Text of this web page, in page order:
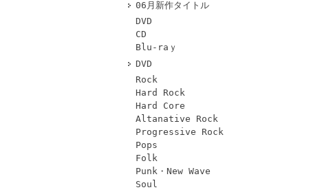
06月新作タイトル
DVD
CD
Blu-raｙ
DVD
Rock
Hard Rock
Hard Core
Altanative Rock
Progressive Rock
Pops
Folk
Punk・New Wave
Soul